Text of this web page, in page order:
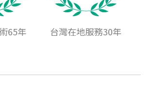
65年 台灣在地服務30年